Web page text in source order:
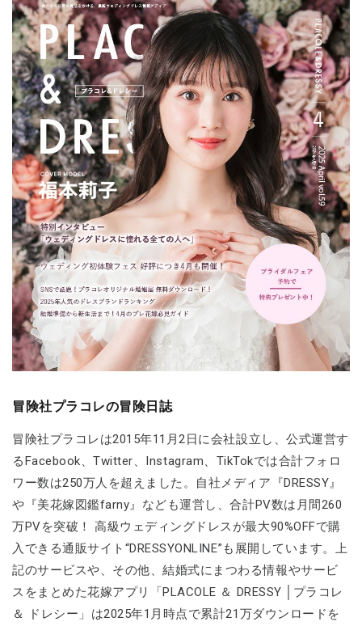
冒険社プラコレの冒険日誌
冒険社プラコレは2015年11月2日に会社設立し、公式運営す
るFacebook、Twitter、Instagram、TikTokでは合計フォロ
ワー数は250万人を超えました。自社メディア『DRESSY』
や『美花嫁図鑑farny』なども運営し、合計PV数は月間260
万PVを突破！ 高級ウェディングドレスが最大90%OFFで購
入できる通販サイト“DRESSYONLINE”も展開しています。上
記のサービスや、その他、結婚式にまつわる情報やサービ
スをまとめた花嫁アプリ「PLACOLE ＆ DRESSY │プラコレ
＆ ドレシー」は2025年1月時点で累計21万ダウンロードを